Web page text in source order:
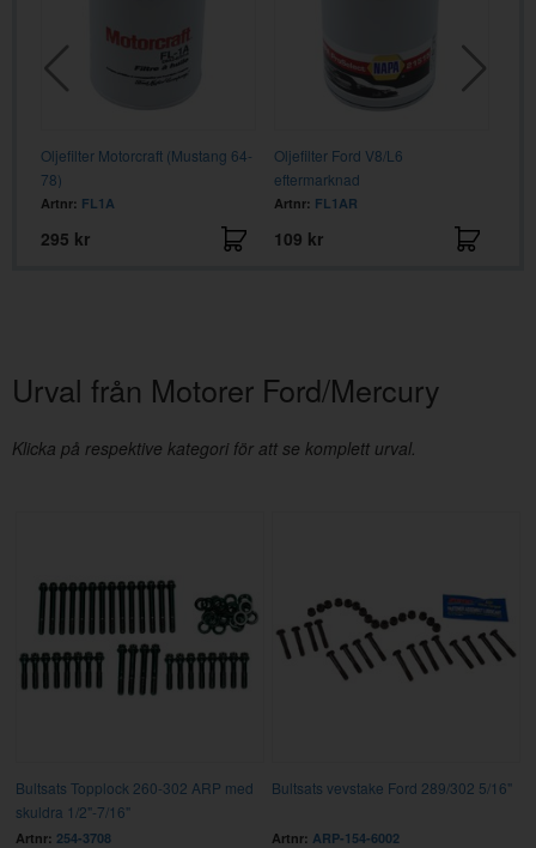
Oljefilter Motorcraft (Mustang 64-
78)
Artnr: FL1A
295 kr
Oljefilter Ford V8/L6
eftermarknad
Artnr: FL1AR
109 kr
Urval från Motorer Ford/Mercury
Klicka på respektive kategori för att se komplett urval.
Bultsats Topplock 260-302 ARP med
skuldra 1/2"-7/16"
Artnr: 254-3708
Bultsats vevstake Ford 289/302 5/16"
Artnr: ARP-154-6002